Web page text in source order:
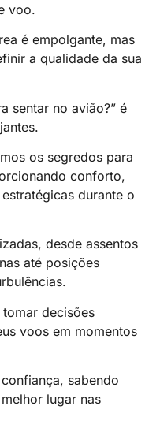
voo.
é empolgante, mas
a qualidade da sua
sentar no avião?” é
os segredos para
conforto,
durante o
desde assentos
até posições
decisões
voos em momentos
sabendo
lugar nas